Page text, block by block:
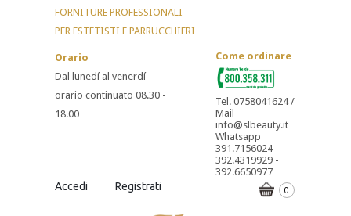
FORNITURE PROFESSIONALI
PER ESTETISTI E PARRUCCHIERI
Orario
Dal lunedí al venerdí
orario continuato 08.30 -
18.00
Come ordinare
Tel. 0758041624 /
Mail
info@slbeauty.it
Whatsapp
391.7156024 -
392.4319929 -
392.6650977
Accedi Registrati 0